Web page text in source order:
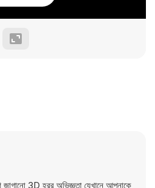
3D হরর অভিজ্ঞতা যেখানে আপনাকে